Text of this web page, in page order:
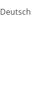
Deutsch